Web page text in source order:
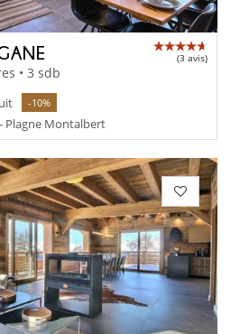
(3 avis)
• 3 sdb
-10%
Plagne Montalbert